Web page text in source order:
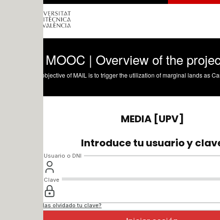
| Overview of the project and